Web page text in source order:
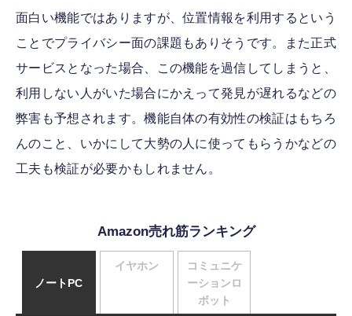
面白い機能ではありますが、位置情報を利用するという
ことでプライバシー面の課題もありそうです。また正式
サービスとなった場合、この機能を過信してしまうと、
利用しない人がいた場合にかえって発見が遅れるなどの
弊害も予想されます。機能自体の有効性の検証はもちろ
んのこと、いかにして大勢の人に使ってもらうかなどの
工夫も検証が必要かもしれません。
Amazon売れ筋ランキング
ノートPC
イヤホン
コミュニケ
ーションロ
ボット